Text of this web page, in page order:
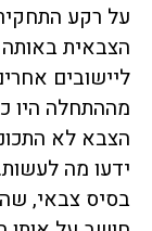
על רקע
הצבאית
ליישובים
מההתחלה היו
הצבא לא
ידעו מה
בסיס צבאי,